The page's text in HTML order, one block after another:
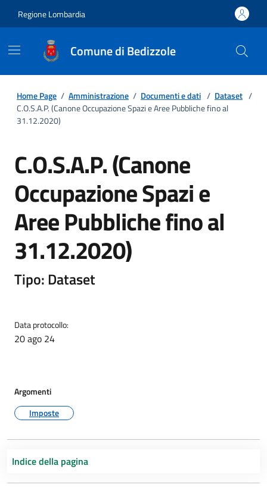
Regione Lombardia
Comune di Bedizzole
Home Page / Amministrazione / Documenti e dati / Dataset /
C.O.S.A.P. (Canone Occupazione Spazi e Aree Pubbliche fino al
31.12.2020)
C.O.S.A.P. (Canone
Occupazione Spazi e
Aree Pubbliche fino al
31.12.2020)
Tipo: Dataset
Data protocollo:
20 ago 24
Argomenti
Imposte
Indice della pagina